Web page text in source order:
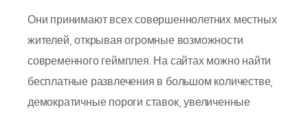
Они принимают всех совершеннолетних местных
жителей, открывая огромные возможности
современного геймплея. На сайтах можно найти
бесплатные развлечения в большом количестве,
демократичные пороги ставок, увеличенные